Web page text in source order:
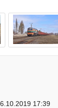
17:39